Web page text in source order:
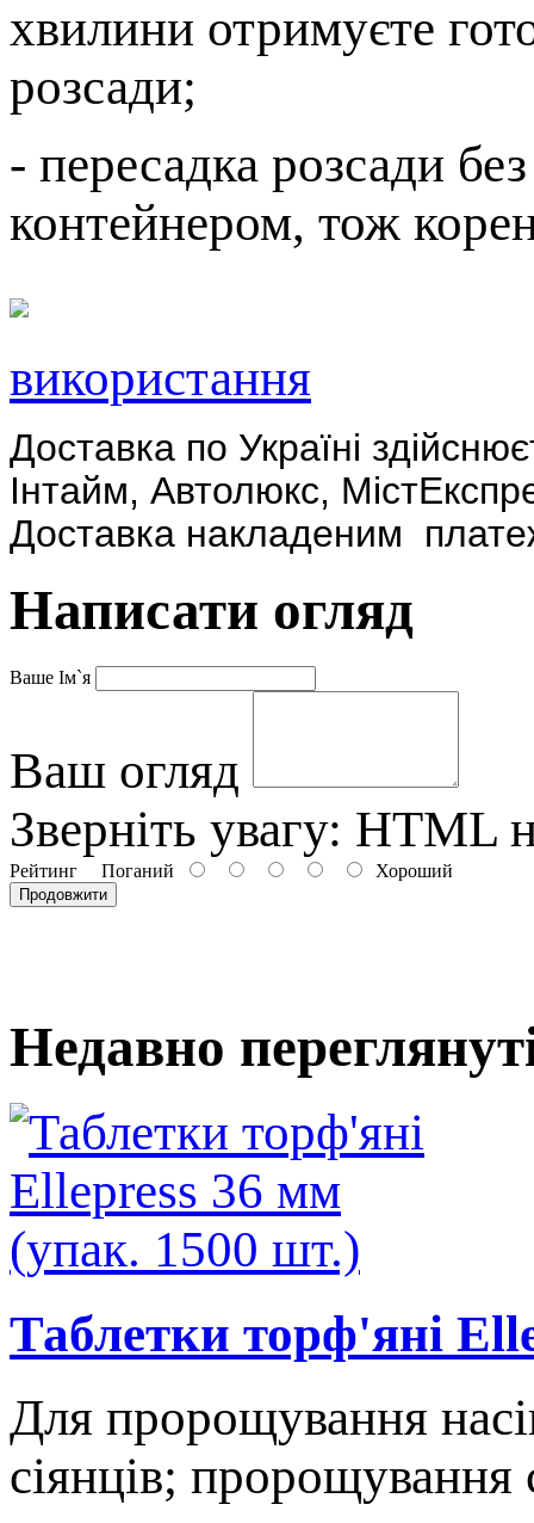
хвилини отримуєте
розсади;
- пересадка розсади
контейнером, тож
використання
Доставка по Україні
Інтайм, Автолюкс,
Доставка накладеним
Написати огляд
Ваше Ім`я
Ваш огляд
Зверніть увагу: HTML
Рейтинг Поганий Хороший
Продовжити
Недавно
Таблетки торф'яні
Для пророщування
сіянців; пророщування